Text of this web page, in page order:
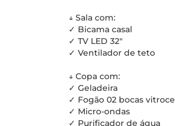
↓ Sala com:
✓ Bicama casal
✓ TV LED 32"
✓ Ventilador de teto
↓ Copa com:
✓ Geladeira
✓ Fogão 02 bocas
✓ Micro-ondas
✓ Purificador de água